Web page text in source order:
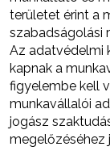
területet érint a
szabadságolási
Az adatvédelmi
kapnak a
figyelembe kell
munkavállalói
jogász
megelőzéséhez